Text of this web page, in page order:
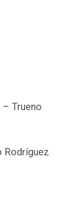
– Trueno
Rodríguez